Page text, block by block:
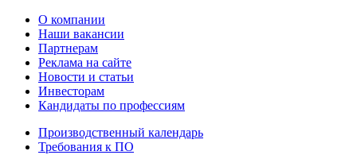
О компании
Наши вакансии
Партнерам
Реклама на сайте
Новости и статьи
Инвесторам
Кандидаты по профессиям
Производственный календарь
Требования к ПО